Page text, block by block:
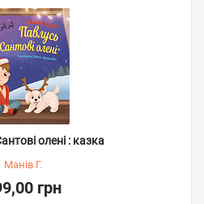
олені : казка
Манів Г.
грн